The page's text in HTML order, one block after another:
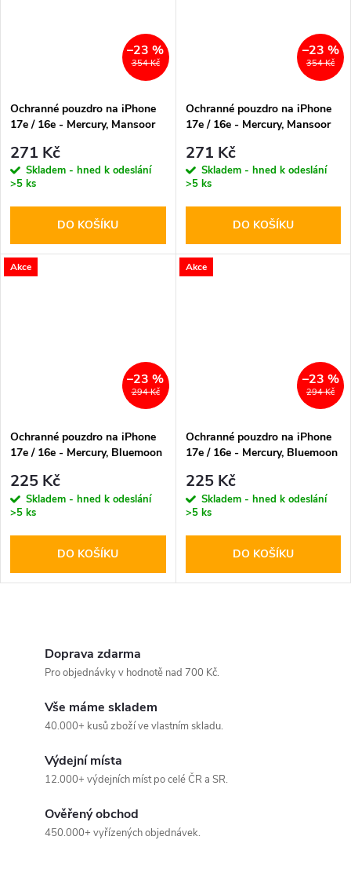
354 Kč
–23 %
Ochranné pouzdro na iPhone
17e / 16e - Mercury, Mansoor
271 Kč
Skladem - hned k odeslání
>5 ks
DO KOŠÍKU
354 Kč
–23 %
Ochranné pouzdro na iPhone
17e / 16e - Mercury, Mansoor
271 Kč
Skladem - hned k odeslání
>5 ks
DO KOŠÍKU
Akce
294 Kč
–23 %
Ochranné pouzdro na iPhone
17e / 16e - Mercury, Bluemoon
225 Kč
Skladem - hned k odeslání
>5 ks
DO KOŠÍKU
Akce
294 Kč
–23 %
Ochranné pouzdro na iPhone
17e / 16e - Mercury, Bluemoon
225 Kč
Skladem - hned k odeslání
>5 ks
DO KOŠÍKU
Doprava zdarma
Pro objednávky v hodnotě nad 700 Kč.
Vše máme skladem
40.000+ kusů zboží ve vlastním skladu.
Výdejní místa
12.000+ výdejních míst po celé ČR a SR.
Ověřený obchod
450.000+ vyřízených objednávek.